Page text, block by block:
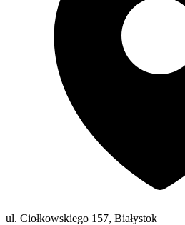
ul. Ciołkowskiego 157, Białystok